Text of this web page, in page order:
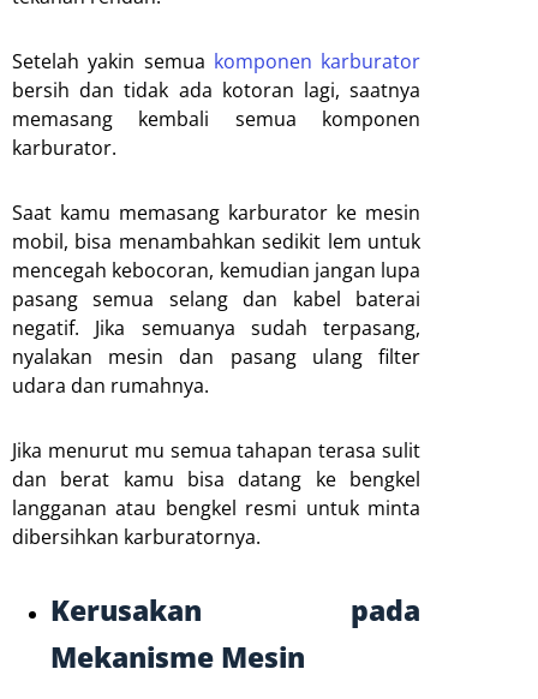
Setelah yakin semua komponen karburator
bersih dan tidak ada kotoran lagi, saatnya
memasang kembali semua komponen
karburator.
Saat kamu memasang karburator ke mesin
mobil, bisa menambahkan sedikit lem untuk
mencegah kebocoran, kemudian jangan lupa
pasang semua selang dan kabel baterai
negatif. Jika semuanya sudah terpasang,
nyalakan mesin dan pasang ulang filter
udara dan rumahnya.
Jika menurut mu semua tahapan terasa sulit
dan berat kamu bisa datang ke bengkel
langganan atau bengkel resmi untuk minta
dibersihkan karburatornya.
Kerusakan pada
Mekanisme Mesin